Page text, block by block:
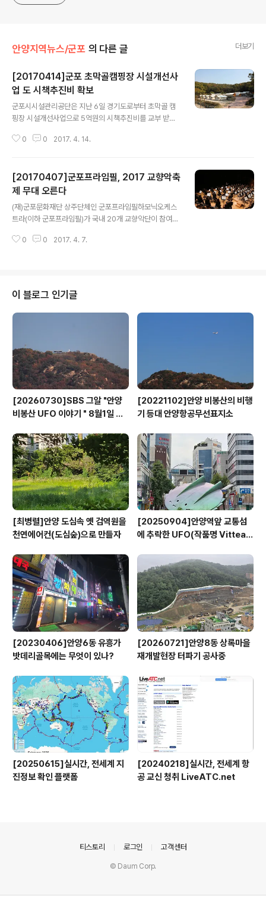
안양지역뉴스/군포 의 다른 글 더보기
[20170414]군포 초막골캠핑장 시설개선사
업 도 시책추진비 확보
군포시시설관리공단은 지난 6일 경기도로부터 초막골 캠
핑장 시설개선사업으로 5억원의 시책추진비를 교부 받았
슭에 위치한 가족 친화형 캠핑장으로 도심 근교에 위치한
하고 있다. 시설관리공단 김하선 경영기획실장은 "경기도
시책추진비를 교부받아 캠핑장 시설 및 환경을 가족친화형
캠핑장으로 조성하여 보다 더 편안하고 안락한 시민의 휴
식공간으로 자리매김하고자 한다"며 "편안하고 쾌적한 가
족쉼터를 만들 수 있도록 하겠다"고 말했다.
0 0 2017. 4. 14.
[20170407]군포프라임필, 2017 교향악축
제 무대 오른다
(재)군포문화재단 상주단체인 군포프라임필하모닉오케스
트라(이하 군포프라임필)가 국내 20개 교향악단이 참여해
교향악축제 무대에 올라 그동안 다수의 오페라 연주를 도
한다. 또한 장윤성 지휘자의 리드에 따라 오페라 중 ‘잔혹하
고 비통한 이 괴로움’, 오페라 중 ‘오 그대, 나의 고귀한 저녁
별’, 오페라 중 ‘나는 이 거리의 제일가는 이발사’ 등을 연주
리스트로 활동 중인 젊은 성..
0 0 2017. 4. 7.
이 블로그 인기글
[20260730]SBS 그알 "안양
비봉산 UFO 이야기 " 8월1일 방
[20221102]안양 비봉산의 비행
기 등대 안양항공무선표지소
[최병렬]안양 도심속 옛 검역원을
천연에어컨(도심숲)으로 만들자
[20250904]안양역앞 교통섬
에 추락한 UFO(작품명 Vitteau
[20230406]안양6동 유흥가
밧데리골목에는 무엇이 있나?
[20260721]안양8동 상록마을
재개발현장 터파기 공사중
[20250615]실시간, 전세계 지
진정보 확인 플랫폼
[20240218]실시간, 전세계 항
공 교신 청취 LiveATC.net
티스토리 로그인 고객센터
© Daum Corp.